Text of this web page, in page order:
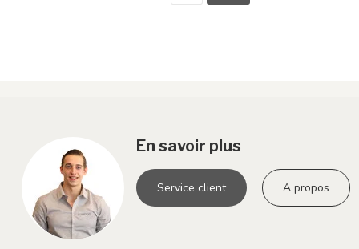
En savoir plus
Service client A propos